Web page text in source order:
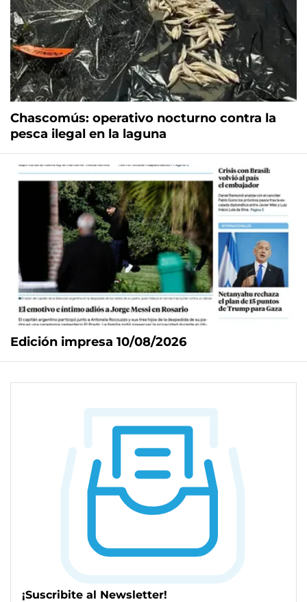
Chascomús: operativo nocturno contra la
pesca ilegal en la laguna
Edición impresa 10/08/2026
¡Suscribite al Newsletter!